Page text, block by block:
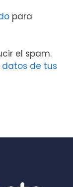
para
el spam.
datos de tus